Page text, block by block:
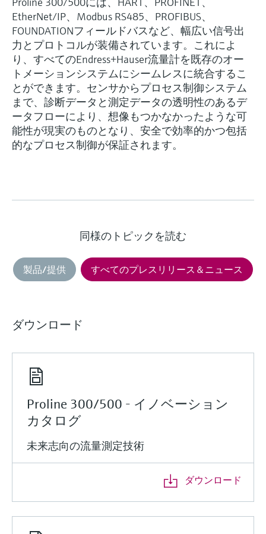
EtherNet/IP、Modbus RS485、PROFIBUS、
FOUNDATIONフィールドバスなど、幅広い信号出
力とプロトコルが装備されています。これによ
り、すべてのEndress+Hauser流量計を既存のオー
トメーションシステムにシームレスに統合するこ
とができます。センサからプロセス制御システム
まで、診断データと測定データの透明性のあるデ
ータフローにより、想像もつかなかったような可
能性が現実のものとなり、安全で効率的かつ包括
的なプロセス制御が保証されます。
同様のトピックを読む
製品/提供 すべてのプレスリリース＆ニュース
ダウンロード
Proline 300/500 - イノベーション
カタログ
未来志向の流量測定技術
ダウンロード